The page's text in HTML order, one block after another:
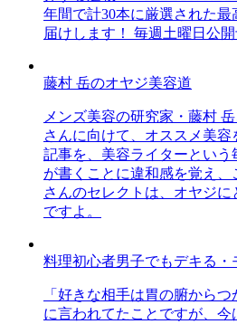
年間で計30本に厳選された
届けします！ 毎週土曜日公開
藤村 岳のオヤジ美容道
メンズ美容の研究家・藤村
さんに向けて、オススメ美
記事を、美容ライターとい
が書くことに違和感を覚え
さんのセレクトは、オヤジ
ですよ。
料理初心者男子でもデキる・
「好きな相手は胃の腑から
に言われてたことですが、今